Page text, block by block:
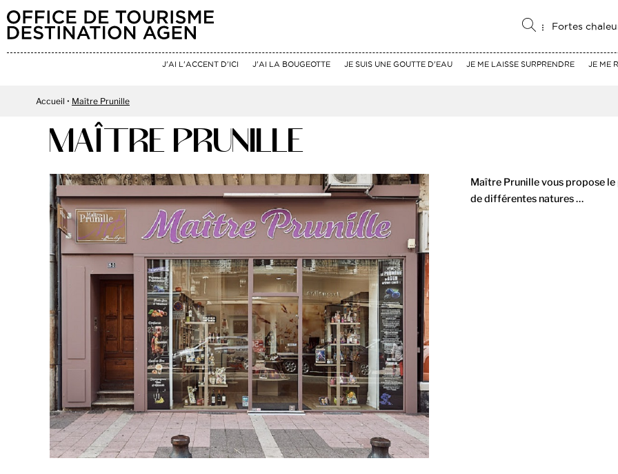
Fortes
J'AI L'ACCENT D'ICI J'AI LA BOUGEOTTE JE SUIS UNE GOUTTE D'EAU JE ME LAISSE SURPRENDRE JE ME
Accueil Maître Prunille
MAÎTRE PRUNILLE
Maître Prunille vous propose
de différentes natures …